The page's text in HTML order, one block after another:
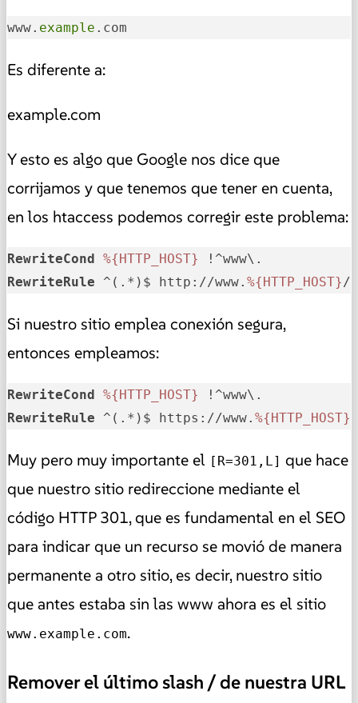
www. example .com
Es diferente a:
example.com
Y esto es algo que Google nos dice que
corrijamos y que tenemos que tener en cuenta,
en los htaccess podemos corregir este problema:
RewriteCond %{HTTP_HOST}
RewriteRule ^(.*)$ http://www. %{HTTP_HOST}/$
Si nuestro sitio emplea conexión segura,
entonces empleamos:
RewriteCond %{HTTP_HOST}
RewriteRule ^(.*)$ https://www. %{HTTP_HOST}
Muy pero muy importante el [R=301,L] que hace
que nuestro sitio redireccione mediante el
código HTTP 301, que es fundamental en el SEO
para indicar que un recurso se movió de manera
permanente a otro sitio, es decir, nuestro sitio
que antes estaba sin las www ahora es el sitio
www.example.com.
Remover el último slash / de nuestra URL